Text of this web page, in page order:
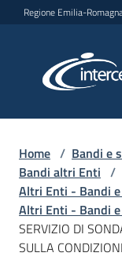
Vai al contenuto
Vai alla navigazione
Vai al footer
Regione Emilia-
L'Agenzia
Home / Bandi e
Bandi altri Enti /
Altri Enti - Bandi
Altri Enti - Bandi e
SERVIZIO DI
SULLA